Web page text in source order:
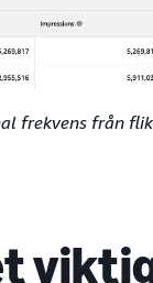
frekvens från